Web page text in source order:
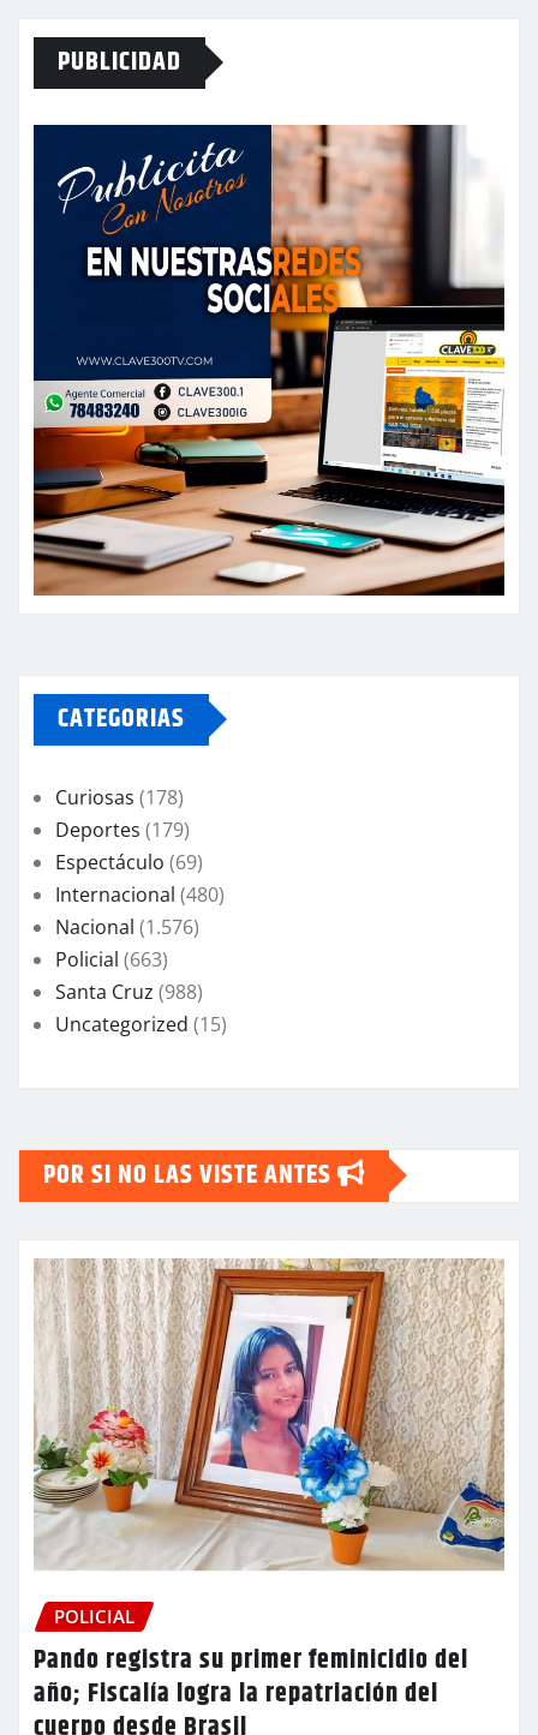
PUBLICIDAD
CATEGORIAS
Curiosas (178)
Deportes (179)
Espectáculo (69)
Internacional (480)
Nacional (1.576)
Policial (663)
Santa Cruz (988)
Uncategorized (15)
POR SI NO LAS VISTE ANTES
POLICIAL
Pando registra su primer feminicidio del
año; Fiscalía logra la repatriación del